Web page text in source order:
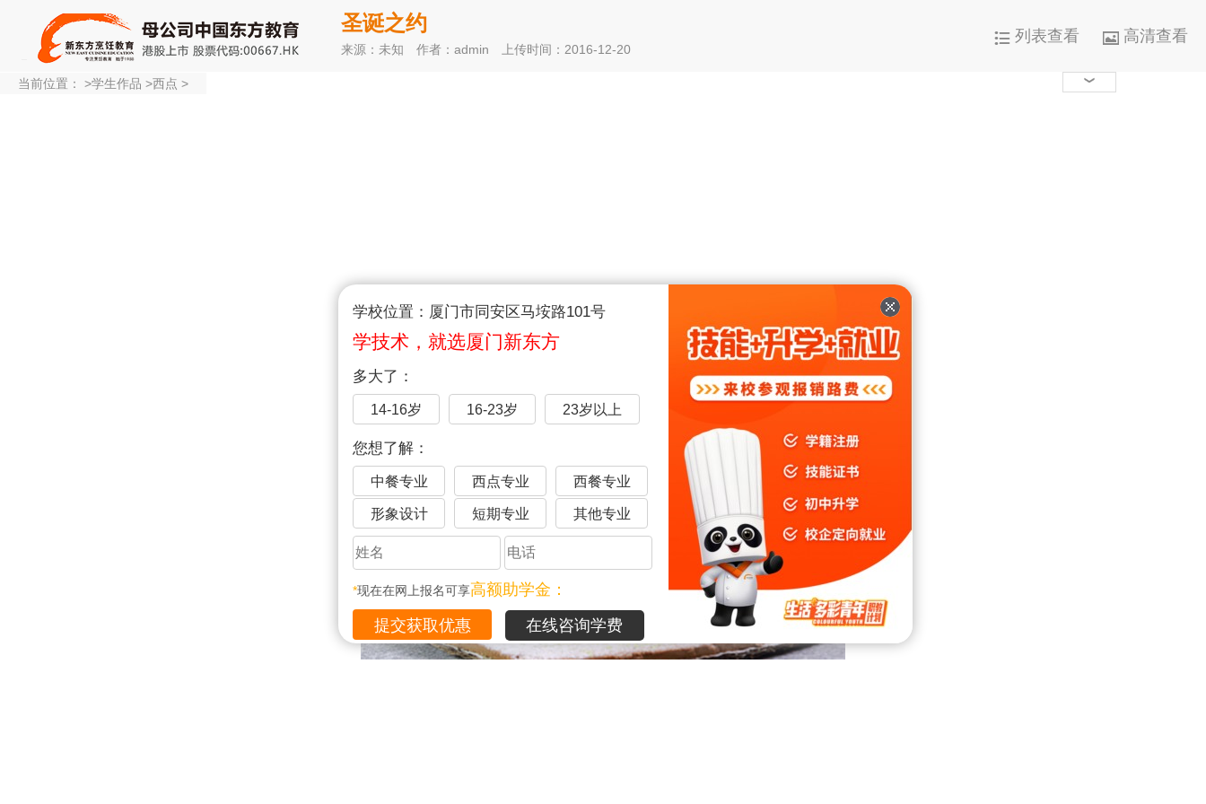
学校位置：厦门市同安区马垵路101号
学技术，就选厦门新东方
多大了：
14-16岁 16-23岁 23岁以上
您想了解：
中餐专业 西点专业 西餐专业
形象设计 短期专业 其他专业
*现在在网上报名可享高额助学金：
在线咨询学费
圣诞之约
来源：未知 作者：admin 上传时间：2016-12-20
 列表查看  高清查看
当前位置： >学生作品 >西点 > 
